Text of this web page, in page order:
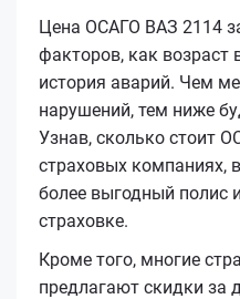
Цена ОСАГО ВАЗ 2114
факторов, как возраст
история аварий. Чем
нарушений, тем ниже
Узнав, сколько стоит
страховых компаниях,
более выгодный полис
страховке.
Кроме того, многие
предлагают скидки за